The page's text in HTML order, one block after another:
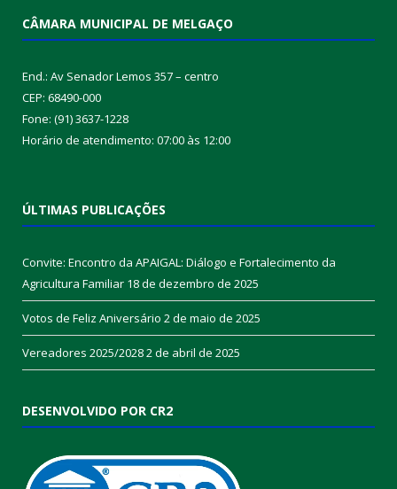
CÂMARA MUNICIPAL DE MELGAÇO
End.: Av Senador Lemos 357 – centro
CEP: 68490-000
Fone: (91) 3637-1228
Horário de atendimento: 07:00 às 12:00
ÚLTIMAS PUBLICAÇÕES
Convite: Encontro da APAIGAL: Diálogo e Fortalecimento da
Agricultura Familiar 18 de dezembro de 2025
Votos de Feliz Aniversário 2 de maio de 2025
Vereadores 2025/20282 de abril de 2025
DESENVOLVIDO POR CR2